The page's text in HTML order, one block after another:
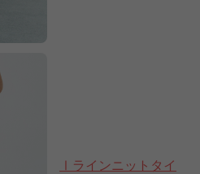
Ⅰラインニットタイ